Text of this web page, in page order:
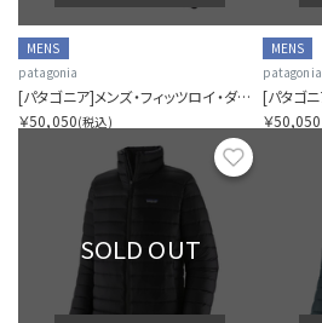
MENS
patagonia
[パタゴニア]メンズ・フィッツロイ・ダウン・ジャケット
￥50,050(税込)
MENS
patagonia
￥50,050
お気に入り
SOLD OUT